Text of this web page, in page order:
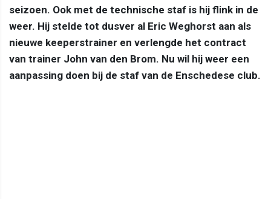
seizoen. Ook met de technische staf is hij flink in de
weer. Hij stelde tot dusver al Eric Weghorst aan als
nieuwe keeperstrainer en verlengde het contract
van trainer John van den Brom. Nu wil hij weer een
aanpassing doen bij de staf van de Enschedese club.